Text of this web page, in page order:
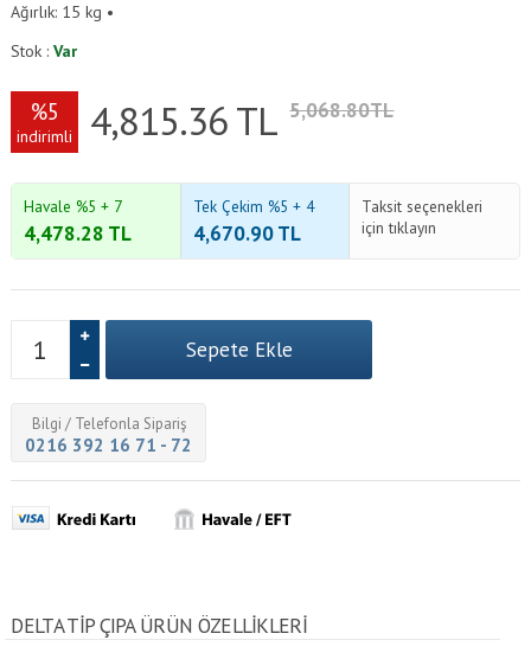
Ağırlık: 15 kg •
Stok :Var
%5
indirimli 4,815.36TL 5,068.80TL
Havale %5 + 7
4,478.28 TL
Tek Çekim %5 + 4
4,670.90TL
Taksit seçenekleri
için tıklayın
Bilgi / Telefonla Sipariş
0216 392 16 71 - 72
DELTA TIP ÇIPA ÜRÜN ÖZELLİKLERİ